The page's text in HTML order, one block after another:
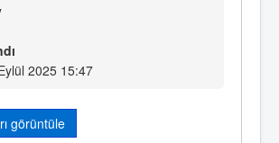
2025 15:47
görüntüle